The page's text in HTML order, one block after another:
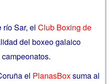
río Sar, elClub Boxing de
del boxeo galaico
el PlanasBoxsuma al